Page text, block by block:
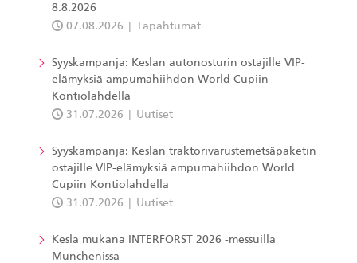
8.8.2026
07.08.2026
Tapahtumat
Syyskampanja: Keslan autonosturin ostajille VIP-
elämyksiä ampumahiihdon World Cupiin
Kontiolahdella
31.07.2026
Uutiset
Syyskampanja: Keslan traktorivarustemetsäpaketin
ostajille VIP-elämyksiä ampumahiihdon World
Cupiin Kontiolahdella
31.07.2026
Uutiset
Kesla mukana INTERFORST 2026 -messuilla
Münchenissä